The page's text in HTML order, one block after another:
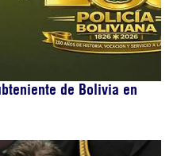
de Bolivia en